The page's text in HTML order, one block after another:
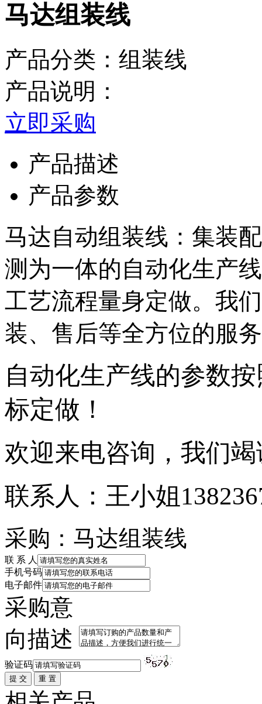
马达组装线
产品分类：组装线
产品说明：
立即采购
产品描述
产品参数
马达自动组装线：集装
测为一体的自动化生产
工艺流程量身定做。我
装、售后等全方位的服
自动化生产线的参数
标定做！
欢迎来电咨询，我们
联系人：王小姐
采购：马达组装线
联 系 人
手机号码
电子邮件
采购意
向描述
验证码